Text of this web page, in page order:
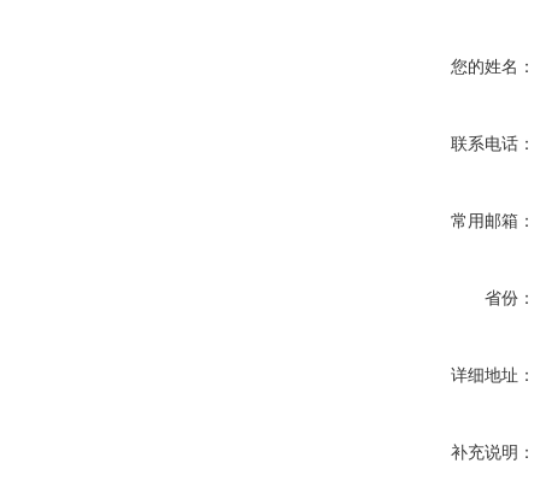
您的姓名：
联系电话：
常用邮箱：
省份：
详细地址：
补充说明：